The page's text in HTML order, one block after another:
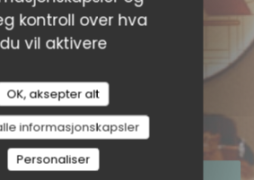
kontroll over hva
du vil aktivere
OK, aksepter alt
informasjonskapsler
Personaliser
HOSSEGOR